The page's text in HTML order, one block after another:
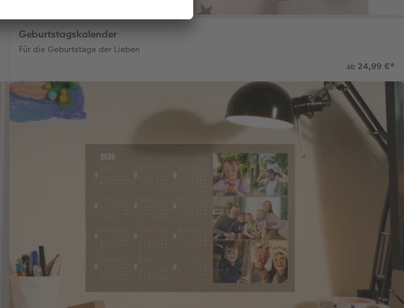
Geburtstagskalender
Für die Geburtstage der Lieben
ab 24,99 €*